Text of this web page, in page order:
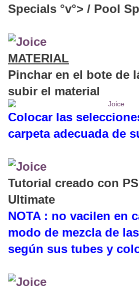
Specials °v°> / Pool
MATERIAL
Pinchar en el bote de
subir el material
Colocar las
carpeta adecuada de
Tutorial creado con
Ultimate
NOTA : no vacilen en
modo de mezcla de
según sus tubes y